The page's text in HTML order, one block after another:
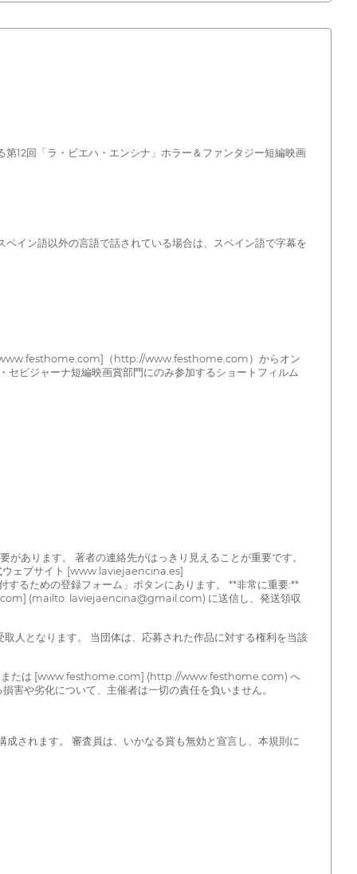
12回「ラ・ビエハ・エンシナ」ホラー＆ファンタジー短編映画
イン語以外の言語で話されている場合は、スペイン語で字幕を
[www.festhome.com]（http://www.festhome.com）からオン
ビジャーナ短編映画賞部門にのみ参加するショートフィルム
あります。 著者の連絡先がはっきり見えることが重要です。
ウェブサイト [www.laviejaencina.es]
るための登録フォーム」ボタンにあります。 **非常に重要:**
(mailto: laviejaencina@gmail.com) に送信し、発送領収
人となります。 当団体は、応募された作品に対する権利を当該
、または [www.festhome.com] (http://www.festhome.com) へ
害や劣化について、主催者は一切の責任を負いません。
されます。 審査員は、いかなる賞も無効と宣言し、本規則に